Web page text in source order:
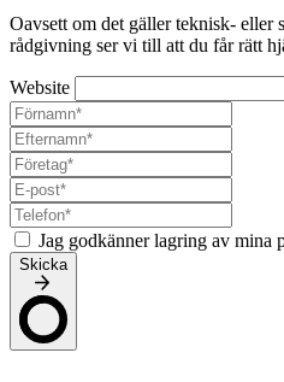
Oavsett om det gäller teknisk- eller
rådgivning ser vi till att du får rätt
Website
Jag godkänner lagring av mina
Skicka